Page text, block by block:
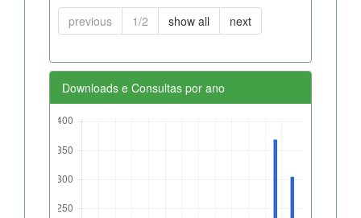
previous 1/2 show all next
Downloads e Consultas por ano